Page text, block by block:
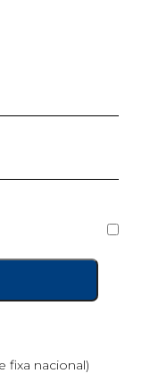
fixa nacional)